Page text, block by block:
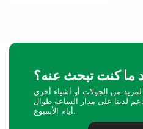
ما كنت تبحث عنه؟
لدينا على مدار الساعة طوال
أيام الأسبوع.